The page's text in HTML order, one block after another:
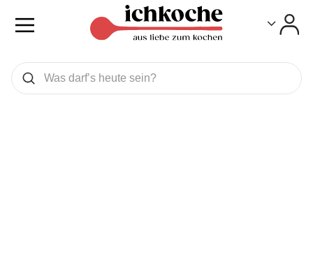
Was wollen Sie suchen
Suchen